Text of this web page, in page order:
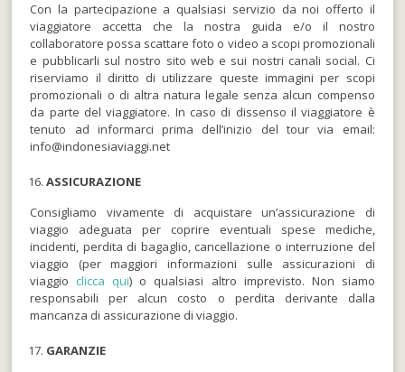
Con la partecipazione a qualsiasi servizio da noi offerto il
viaggiatore accetta che la nostra guida e/o il nostro
collaboratore possa scattare foto o video a scopi promozionali
e pubblicarli sul nostro sito web e sui nostri canali social. Ci
riserviamo il diritto di utilizzare queste immagini per scopi
promozionali o di altra natura legale senza alcun compenso
da parte del viaggiatore. In caso di dissenso il viaggiatore è
tenuto ad informarci prima dell’inizio del tour via email:
info@indonesiaviaggi.net
ASSICURAZIONE
Consigliamo vivamente di acquistare un’assicurazione di
viaggio adeguata per coprire eventuali spese mediche,
incidenti, perdita di bagaglio, cancellazione o interruzione del
viaggio (per maggiori informazioni sulle assicurazioni di
viaggio clicca qui) o qualsiasi altro imprevisto. Non siamo
responsabili per alcun costo o perdita derivante dalla
mancanza di assicurazione di viaggio.
GARANZIE